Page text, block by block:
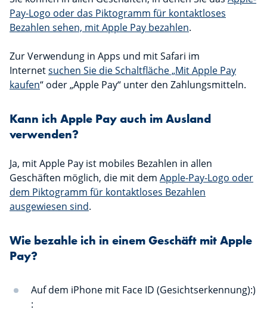
Pay-Logo oder das Piktogramm für kontaktloses
Bezahlen sehen, mit Apple Pay bezahlen.
Zur Verwendung in Apps und mit Safari im
Internetsuchen Sie die Schaltfläche „Mit Apple Pay
kaufen“ oder „Apple Pay“ unter den Zahlungsmitteln.
Kann ich Apple Pay auch im Ausland
verwenden?
Ja, mit Apple Pay ist mobiles Bezahlen in allen
Geschäften möglich, die mit dem Apple-Pay-Logo oder
dem Piktogramm für kontaktloses Bezahlen
ausgewiesen sind.
Wie bezahle ich in einem Geschäft mit Apple
Pay?
Auf dem iPhone mit Face ID (Gesichtserkennung):)
: